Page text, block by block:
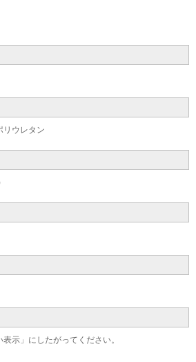
リウレタン
示」にしたがってください。